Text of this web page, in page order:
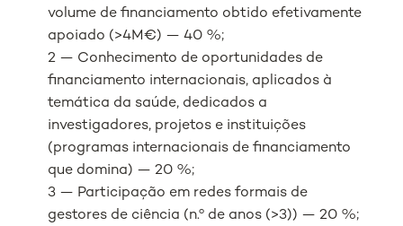
volume de financiamento obtido efetivamente
apoiado (>4M€) — 40 %;
2 — Conhecimento de oportunidades de
financiamento internacionais, aplicados à
temática da saúde, dedicados a
investigadores, projetos e instituições
(programas internacionais de financiamento
que domina) — 20 %;
3 — Participação em redes formais de
gestores de ciência (n.º de anos (>3)) — 20 %;